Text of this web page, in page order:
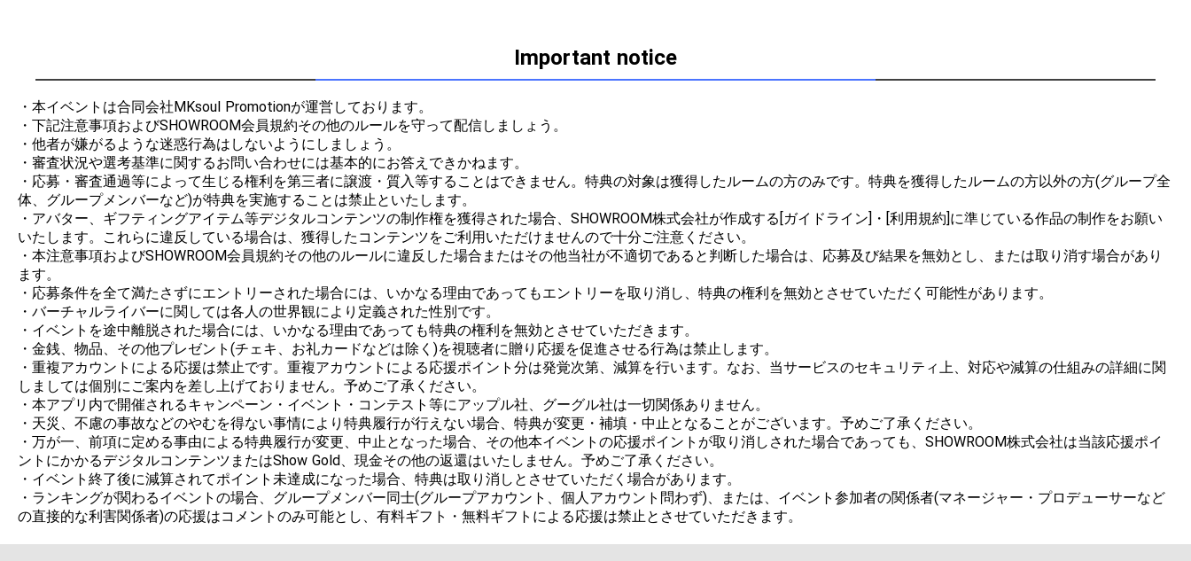
Important notice
・本イベントは合同会社MKsoul Promotionが運営しております。
・下記注意事項およびSHOWROOM会員規約その他のルールを守って配信しましょう。
・他者が嫌がるような迷惑行為はしないようにしましょう。
・審査状況や選考基準に関するお問い合わせには基本的にお答えできかねます。
・応募・審査通過等によって生じる権利を第三者に譲渡・質入等することはできません。特典の対象は獲得したルームの方のみです。特典を獲得したルームの方以外の方(グループ全
体、グループメンバーなど)が特典を実施することは禁止といたします。
・アバター、ギフティングアイテム等デジタルコンテンツの制作権を獲得された場合、SHOWROOM株式会社が作成する[ガイドライン]・[利用規約]に準じている作品の制作をお願い
いたします。これらに違反している場合は、獲得したコンテンツをご利用いただけませんので十分ご注意ください。
・本注意事項およびSHOWROOM会員規約その他のルールに違反した場合またはその他当社が不適切であると判断した場合は、応募及び結果を無効とし、または取り消す場合があり
ます。
・応募条件を全て満たさずにエントリーされた場合には、いかなる理由であってもエントリーを取り消し、特典の権利を無効とさせていただく可能性があります。
・バーチャルライバーに関しては各人の世界観により定義された性別です。
・イベントを途中離脱された場合には、いかなる理由であっても特典の権利を無効とさせていただきます。
・金銭、物品、その他プレゼント(チェキ、お礼カードなどは除く)を視聴者に贈り応援を促進させる行為は禁止します。
・重複アカウントによる応援は禁止です。重複アカウントによる応援ポイント分は発覚次第、減算を行います。なお、当サービスのセキュリティ上、対応や減算の仕組みの詳細に関
しましては個別にご案内を差し上げておりません。予めご了承ください。
・本アプリ内で開催されるキャンペーン・イベント・コンテスト等にアップル社、グーグル社は一切関係ありません。
・天災、不慮の事故などのやむを得ない事情により特典履行が行えない場合、特典が変更・補填・中止となることがございます。予めご了承ください。
・万が一、前項に定める事由による特典履行が変更、中止となった場合、その他本イベントの応援ポイントが取り消しされた場合であっても、SHOWROOM株式会社は当該応援ポイ
ントにかかるデジタルコンテンツまたはShow Gold、現金その他の返還はいたしません。予めご了承ください。
・イベント終了後に減算されてポイント未達成になった場合、特典は取り消しとさせていただく場合があります。
・ランキングが関わるイベントの場合、グループメンバー同士(グループアカウント、個人アカウント問わず)、または、イベント参加者の関係者(マネージャー・プロデューサーなど
の直接的な利害関係者)の応援はコメントのみ可能とし、有料ギフト・無料ギフトによる応援は禁止とさせていただきます。